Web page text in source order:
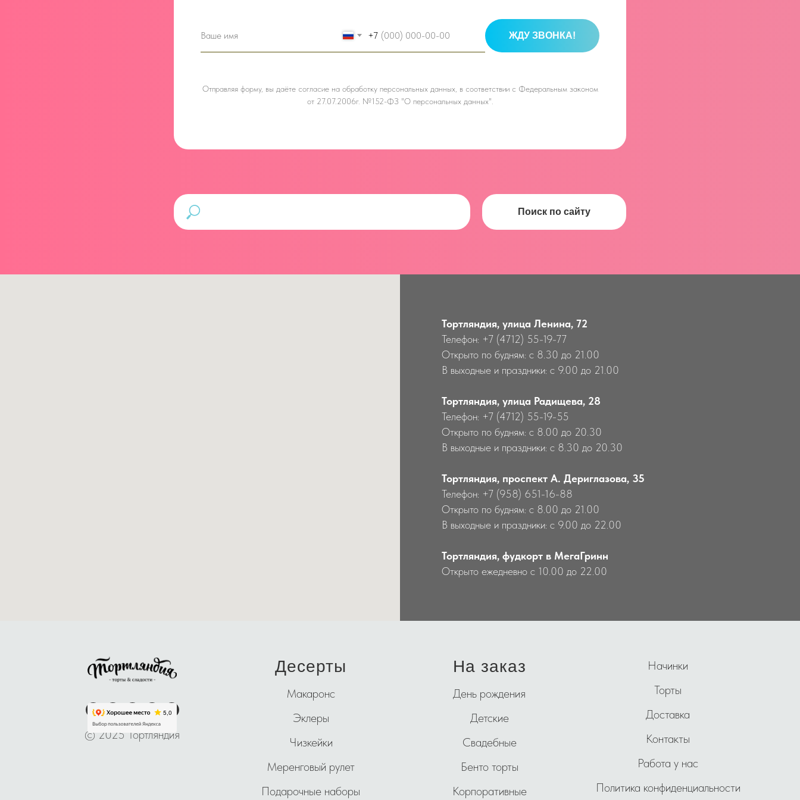
+7 ЖДУ ЗВОНКА!
Отправляя форму, вы даёте согласие на обработку персональных данных, в соответствии с Федеральным законом
от 27.07.2006г. №152-ФЗ "О персональных данных".
Поиск по сайту
Тортляндия, улица Ленина, 72
Телефон: +7 (4712) 55-19-77
Открыто по будням: с 8.30 до 21.00
В выходные и праздники: с 9.00 до 21.00
Тортляндия, улица Радищева, 28
Телефон: +7 (4712) 55-19-55
Открыто по будням: с 8.00 до 20.30
В выходные и праздники: с 8.30 до 20.30
Тортляндия, проспект А. Дериглазова, 35
Телефон: +7 (958) 651-16-88
Открыто по будням: с 8.00 до 21.00
В выходные и праздники: с 9.00 до 22.00
Тортляндия, фудкорт в МегаГринн
Открыто ежедневно с 10.00 до 22.00
© 2025 Тортляндия
Десерты
Макаронс
Эклеры
Чизкейки
Меренговый рулет
Подарочные наборы
На заказ
День рождения
Детские
Свадебные
Бенто торты
Корпоративные
Начинки
Торты
Доставка
Контакты
Работа у нас
Политика конфиденциальности